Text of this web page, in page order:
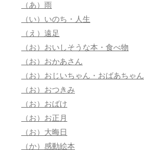
（あ）雨
（い）いのち・人生
（え）遠足
（お）おいしそうな本・食べ物
（お）おかあさん
（お）おじいちゃん・おばあちゃん
（お）おつきみ
（お）おばけ
（お）お正月
（お）大晦日
（か）感動絵本